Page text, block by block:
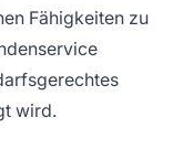
Fähigkeiten zu
wird.